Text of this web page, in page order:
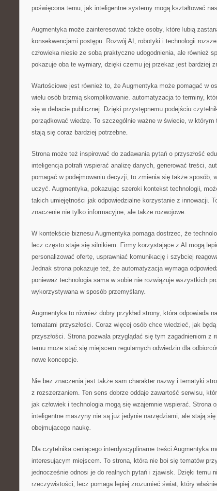
poświęcona temu, jak inteligentne systemy mogą kształtować
Augmentyka może zainteresować także osoby, które lubią
konsekwencjami postępu. Rozwój AI, robotyki i technologii
człowieka niesie ze sobą praktyczne udogodnienia, ale również
pokazuje oba te wymiary, dzięki czemu jej przekaz jest bardziej
Wartościowe jest również to, że Augmentyka może pomagać w
wielu osób brzmią skomplikowanie. automatyzacja to terminy,
się w debacie publicznej. Dzięki przystępnemu podejściu
porządkować wiedzę. To szczególnie ważne w świecie, w
stają się coraz bardziej potrzebne.
Strona może też inspirować do zadawania pytań o przyszłość
inteligencja potrafi wspierać analizę danych, generować treści,
pomagać w podejmowaniu decyzji, to zmienia się także sposób,
uczyć. Augmentyka, pokazując szeroki kontekst technologii,
takich umiejętności jak odpowiedzialne korzystanie z innowacji.
znaczenie nie tylko informacyjne, ale także rozwojowe.
W kontekście biznesu Augmentyka pomaga dostrzec, że
lecz często staje się silnikiem. Firmy korzystające z AI mogą
personalizować ofertę, usprawniać komunikację i szybciej
Jednak strona pokazuje też, że automatyzacja wymaga
ponieważ technologia sama w sobie nie rozwiązuje wszystkich
wykorzystywana w sposób przemyślany.
Augmentyka to również dobry przykład strony, która odpowiada
tematami przyszłości. Coraz więcej osób chce wiedzieć, jak będą
przyszłości. Strona pozwala przyglądać się tym zagadnieniom z
temu może stać się miejscem regularnych odwiedzin dla
nowe koncepcje.
Nie bez znaczenia jest także sam charakter nazwy i tematyki
z rozszerzaniem. Ten sens dobrze oddaje zawartość serwisu,
jak człowiek i technologia mogą się wzajemnie wspierać. Strona
inteligentne maszyny nie są już jedynie narzędziami, ale stają
obejmującego naukę.
Dla czytelnika ceniącego interdyscyplinarne treści Augmentyka
interesującym miejscem. To strona, która nie boi się tematów
jednocześnie odnosi je do realnych pytań i zjawisk. Dzięki temu
rzeczywistości, lecz pomaga lepiej zrozumieć świat, który